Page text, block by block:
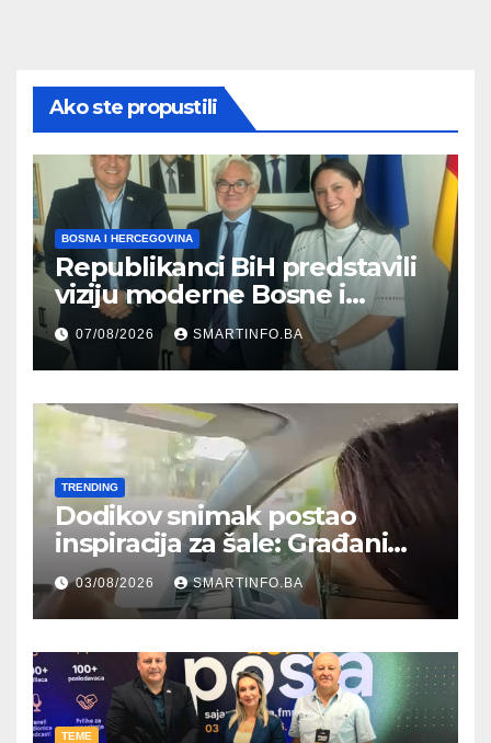
Ako ste propustili
BOSNA I HERCEGOVINA
Republikanci BiH predstavili
viziju moderne Bosne i
Hercegovine ambasadoru
Njemačke
07/08/2026 SMARTINFO.BA
TRENDING
Dodikov snimak postao
inspiracija za šale: Građani
kroz parodiju poslali poruku
03/08/2026 SMARTINFO.BA
TEME